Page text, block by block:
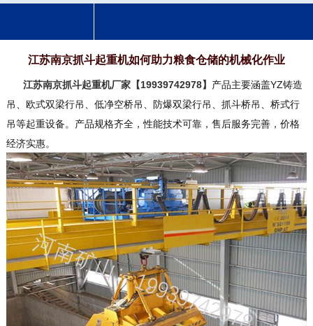
江苏南京抓斗起重机如何助力粮食仓储的机械化作业
江苏南京抓斗起重机厂家【19939742978】 产品主要涵盖YZ铸造
吊、欧式双梁行吊、低净空桥吊、防爆双梁行吊、抓斗桥吊、桥式行
吊等起重设备。产品规格齐全，性能技术可靠，售后服务完善，价格
经济实惠。